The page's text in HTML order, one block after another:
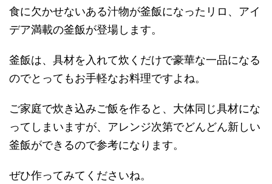
食に欠かせないある汁物が釜飯になったリロ、アイ
デア満載の釜飯が登場します。
釜飯は、具材を入れて炊くだけで豪華な一品になる
のでとってもお手軽なお料理ですよね。
ご家庭で炊き込みご飯を作ると、大体同じ具材にな
ってしまいますが、アレンジ次第でどんどん新しい
釜飯ができるので参考になります。
ぜひ作ってみてくださいね。